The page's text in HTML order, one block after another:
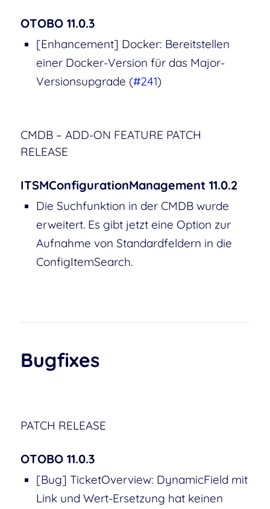
OTOBO 11.0.3
[Enhancement] Docker: Bereitstellen
einer Docker-Version für das Major-
Versionsupgrade (#241)
CMDB – ADD-ON FEATURE PATCH
RELEASE
ITSMConfigurationManagement 11.0.2
Die Suchfunktion in der CMDB wurde
erweitert. Es gibt jetzt eine Option zur
Aufnahme von Standardfeldern in die
ConfigItemSearch.
Bugfixes
PATCH RELEASE
OTOBO 11.0.3
[Bug] TicketOverview: DynamicField mit
Link und Wert-Ersetzung hat keinen